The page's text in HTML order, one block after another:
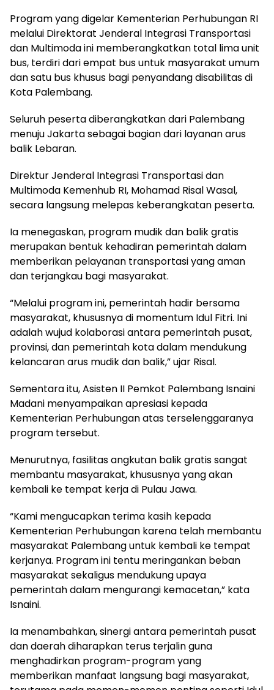
Program yang digelar Kementerian Perhubungan RI
melalui Direktorat Jenderal Integrasi Transportasi
dan Multimoda ini memberangkatkan total lima unit
bus, terdiri dari empat bus untuk masyarakat umum
dan satu bus khusus bagi penyandang disabilitas di
Kota Palembang.
Seluruh peserta diberangkatkan dari Palembang
menuju Jakarta sebagai bagian dari layanan arus
balik Lebaran.
Direktur Jenderal Integrasi Transportasi dan
Multimoda Kemenhub RI, Mohamad Risal Wasal,
secara langsung melepas keberangkatan peserta.
Ia menegaskan, program mudik dan balik gratis
merupakan bentuk kehadiran pemerintah dalam
memberikan pelayanan transportasi yang aman
dan terjangkau bagi masyarakat.
“Melalui program ini, pemerintah hadir bersama
masyarakat, khususnya di momentum Idul Fitri. Ini
adalah wujud kolaborasi antara pemerintah pusat,
provinsi, dan pemerintah kota dalam mendukung
kelancaran arus mudik dan balik,” ujar Risal.
Sementara itu, Asisten II Pemkot Palembang Isnaini
Madani menyampaikan apresiasi kepada
Kementerian Perhubungan atas terselenggaranya
program tersebut.
Menurutnya, fasilitas angkutan balik gratis sangat
membantu masyarakat, khususnya yang akan
kembali ke tempat kerja di Pulau Jawa.
“Kami mengucapkan terima kasih kepada
Kementerian Perhubungan karena telah membantu
masyarakat Palembang untuk kembali ke tempat
kerjanya. Program ini tentu meringankan beban
masyarakat sekaligus mendukung upaya
pemerintah dalam mengurangi kemacetan,” kata
Isnaini.
Ia menambahkan, sinergi antara pemerintah pusat
dan daerah diharapkan terus terjalin guna
menghadirkan program-program yang
memberikan manfaat langsung bagi masyarakat,